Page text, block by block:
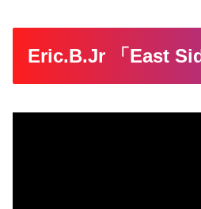
Eric.B.Jr 「East